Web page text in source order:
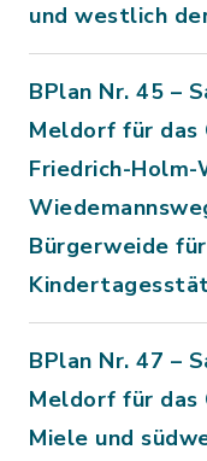
und westlich
BPlan Nr. 45 –
Meldorf für das
Friedrich-
Bürgerweide
BPlan Nr. 47 –
Meldorf für
Miele und